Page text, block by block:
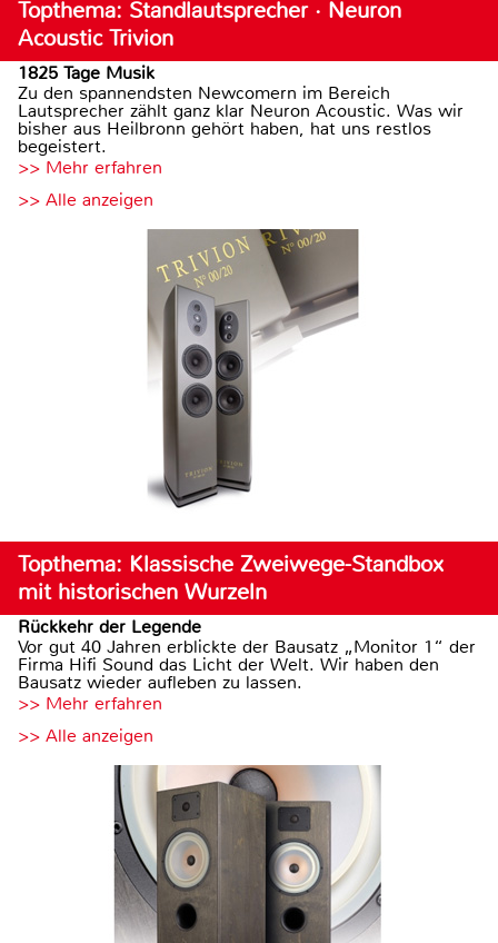
Topthema: Standlautsprecher · Neuron
Acoustic Trivion
1825 Tage Musik
Zu den spannendsten Newcomern im Bereich
Lautsprecher zählt ganz klar Neuron Acoustic. Was wir
bisher aus Heilbronn gehört haben, hat uns restlos
begeistert.
>> Mehr erfahren
>> Alle anzeigen
Topthema: Klassische Zweiwege-Standbox
mit historischen Wurzeln
Rückkehr der Legende
Vor gut 40 Jahren erblickte der Bausatz „Monitor 1“ der
Firma Hifi Sound das Licht der Welt. Wir haben den
Bausatz wieder aufleben zu lassen.
>> Mehr erfahren
>> Alle anzeigen